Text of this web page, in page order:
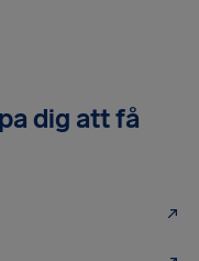
dig att få